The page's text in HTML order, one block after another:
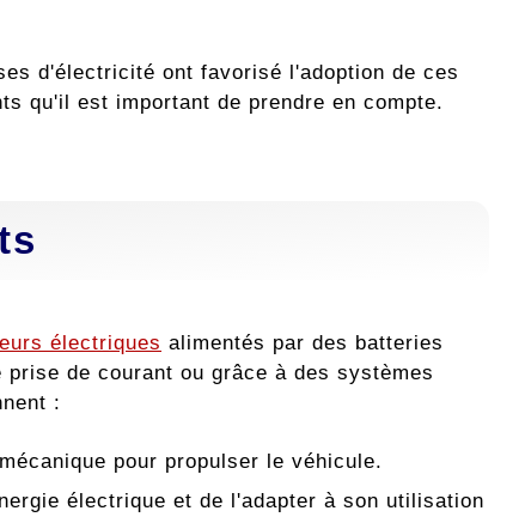
d'électricité ont favorisé l'adoption de ces
qu'il est important de prendre en compte.
électriques alimentés par des batteries
de courant ou grâce à des systèmes
:
pour propulser le véhicule.
électrique et de l'adapter à son utilisation